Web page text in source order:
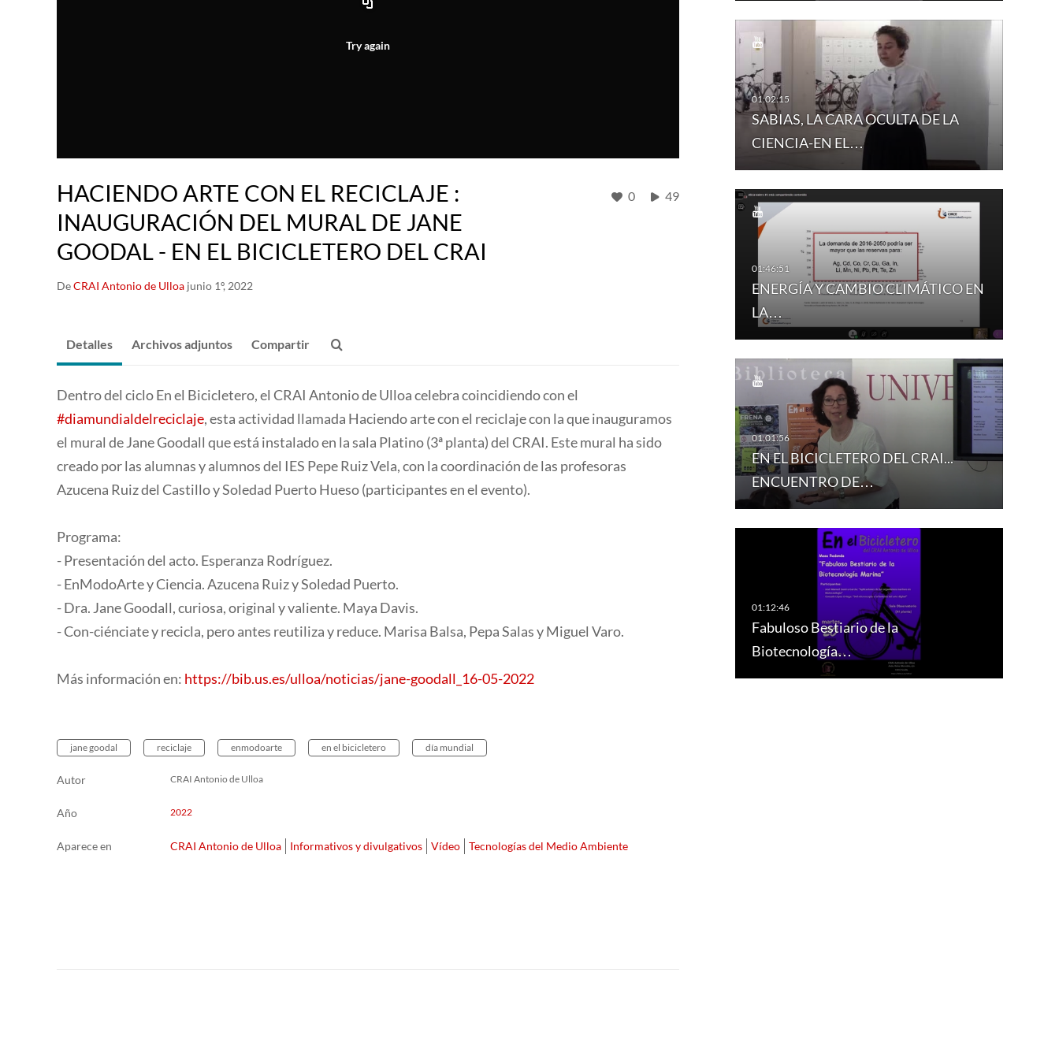
Try again
HACIENDO ARTE CON EL RECICLAJE :
INAUGURACIÓN DEL MURAL DE JANE
GOODAL - EN EL BICICLETERO DEL CRAI
DeCRAI Antonio de Ulloa junio 1º, 2022
0 49
SABIAS, LA CARA OCULTA DE LA
CIENCIA-EN EL…
ENERGÍA Y CAMBIO CLIMÁTICO EN
LA…
EN EL BICICLETERO DEL CRAI...
ENCUENTRO DE…
Fabuloso Bestiario de la
Biotecnología…
Detalles Archivos adjuntos Compartir
Dentro del ciclo En el Bicicletero, el CRAI Antonio de Ulloa celebra coincidiendo con el
#diamundialdelreciclaje, esta actividad llamada Haciendo arte con el reciclaje con la que inauguramos
el mural de Jane Goodall que está instalado en la sala Platino (3ª planta) del CRAI. Este mural ha sido
creado por las alumnas y alumnos del IES Pepe Ruiz Vela, con la coordinación de las profesoras
Azucena Ruiz del Castillo y Soledad Puerto Hueso (participantes en el evento).
Programa:
- Presentación del acto. Esperanza Rodríguez.
- EnModoArte y Ciencia. Azucena Ruiz y Soledad Puerto.
- Dra. Jane Goodall, curiosa, original y valiente. Maya Davis.
- Con-ciénciate y recicla, pero antes reutiliza y reduce. Marisa Balsa, Pepa Salas y Miguel Varo.
Más información en: https://bib.us.es/ulloa/noticias/jane-goodall_16-05-2022
jane goodal reciclaje enmodoarte en el bicicletero día mundial
Autor CRAI Antonio de Ulloa
Año 2022
Aparece en CRAI Antonio de Ulloa Informativos y divulgativos Vídeo Tecnologías del Medio Ambiente